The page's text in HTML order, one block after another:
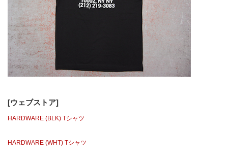
[ウェブストア]
HARDWARE (BLK) Tシャツ
HARDWARE (WHT) Tシャツ